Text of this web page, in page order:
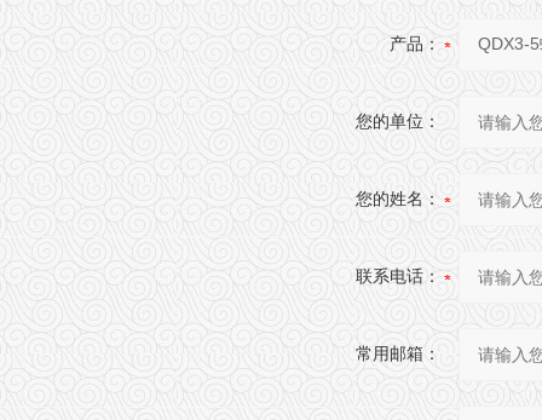
产品：
您的单位：
您的姓名：
联系电话：
常用邮箱：